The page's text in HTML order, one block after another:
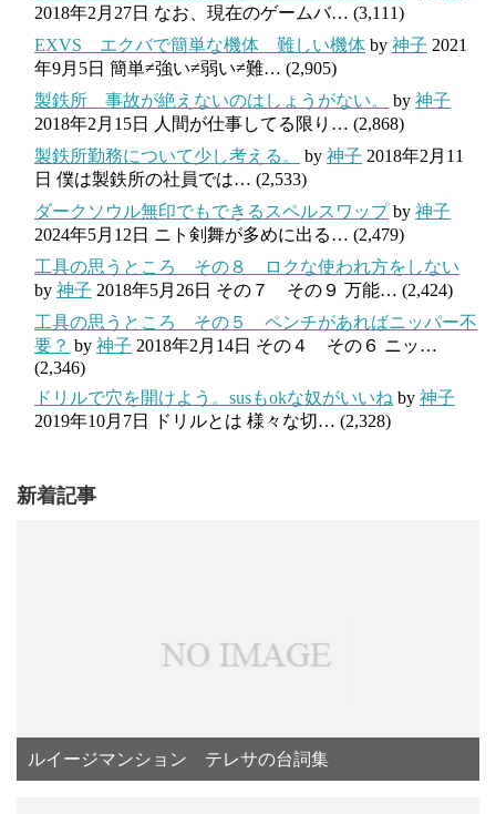
2018年2月27日 なお、現在のゲームバ… (3,111)
EXVS エクバで簡単な機体 難しい機体 by 神子 2021
年9月5日 簡単≠強い≠弱い≠難… (2,905)
製鉄所 事故が絶えないのはしょうがない。
by 神子
2018年2月15日
人間が仕事してる限り… (2,868)
製鉄所勤務について少し考える。
by 神子 2018年2月11
日 僕は製鉄所の社員では… (2,533)
ダークソウル無印でもできるスペルスワップby 神子
2024年5月12日 ニト剣舞が多めに出る… (2,479)
工具の思うところ その８ ロクな使われ方をしない
by 神子 2018年5月26日 その７ その９ 万能… (2,424)
工具の思うところ その５ ペンチがあればニッパー不
要？ by 神子 2018年2月14日 その４ その６ ニッ…
(2,346)
ドリルで穴を開けよう。susもokな奴がいいね by 神子
2019年10月7日
ドリルとは 様々な切… (2,328)
新着記事
ルイージマンション テレサの台詞集